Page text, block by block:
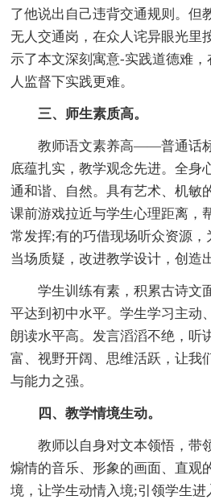
了他说出自己违背交通规则。但
无人交通岗，在众人诧异眼光里
示了本文深刻寓意-实践道德难
人监督下实践更难。
三、师生素质高。
教师语文素养高——普通话
底蕴扎实，教学观念先进。全身
通和谐、自然。具有艺术、机敏
课前游戏拉近与学生心理距离，
常发挥;有的巧借现场听众资源
当场质疑，改进教学设计，创造
学生训练有素，积累古诗文
平达到初中水平。学生学习主动
朗读水平高。发言滔滔不绝，听
富、视野开阔、思维活跃，让我
与能力之强。
四、教学情境生动。
教师以自身对文本领悟，带
煽情的音乐、形象的画面、直观
境，让学生动情入境;引领学生进